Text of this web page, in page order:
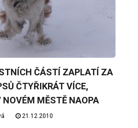
ČÁSTÍ ZAPLATÍ ZA
ČTYŘIKRÁT VÍCE,
NOVÉM MĚSTĚ NAOPA
21.12.2010